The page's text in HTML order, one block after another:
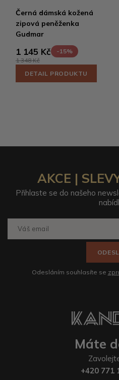
Černá dámská kožená
zipová peněženka
Gudmar
1 145 Kč
-15%
1 348 Kč
DETAIL PRODUKTU
AKCE |
Přihlaste se do našeho
Odesláním souhlasíte se
Máte
+420 771